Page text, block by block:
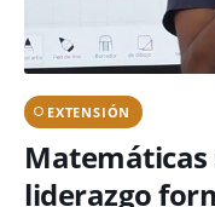
EXTENSIÓN
liderazgo